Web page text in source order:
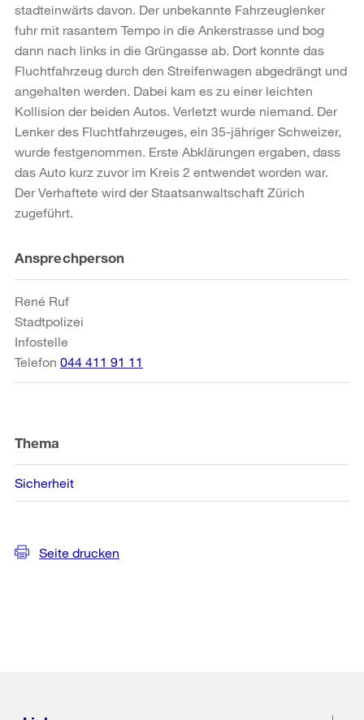
stadteinwärts davon. Der unbekannte Fahrzeuglenker
fuhr mit rasantem Tempo in die Ankerstrasse und bog
dann nach links in die Grüngasse ab. Dort konnte das
Fluchtfahrzeug durch den Streifenwagen abgedrängt und
angehalten werden. Dabei kam es zu einer leichten
Kollision der beiden Autos. Verletzt wurde niemand. Der
Lenker des Fluchtfahrzeuges, ein 35-jähriger Schweizer,
wurde festgenommen. Erste Abklärungen ergaben, dass
das Auto kurz zuvor im Kreis 2 entwendet worden war.
Der Verhaftete wird der Staatsanwaltschaft Zürich
zugeführt.
Weitere
Informationen
Ansprechperson
René Ruf
Stadtpolizei
Infostelle
Telefon 044 411 91 11
Thema
Sicherheit
Seite drucken